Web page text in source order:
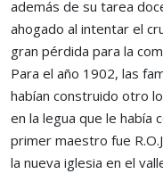
además de su tarea
ahogado al intentar el
gran pérdida para la
Para el año 1902, las
habían construido otro
en la legua que le había
primer maestro fue
la nueva iglesia en el